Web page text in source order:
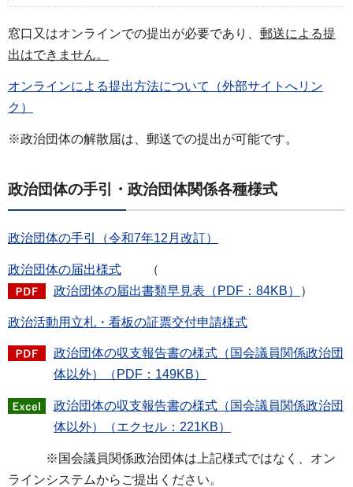
窓口又はオンラインでの提出が必要であり、 郵送による提
出はできません。
オンラインによる提出方法について（外部サイトへリン
ク）
※政治団体の解散届は、郵送での提出が可能です。
政治団体の手引・政治団体関係各種様式
政治団体の手引（令和7年12月改訂）
政治団体の届出様式 （
政治団体の届出書類早見表（PDF：84KB）
）
政治活動用立札・看板の証票交付申請様式
政治団体の収支報告書の様式（国会議員関係政治団
体以外）（PDF：149KB）
政治団体の収支報告書の様式（国会議員関係政治団
体以外）（エクセル：221KB）
※国会議員関係政治団体は上記様式ではなく、オン
ラインシステムからご提出ください。